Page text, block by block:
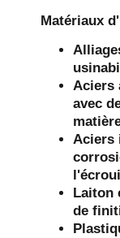
Matériaux
Aciers
avec
Aciers
Laiton
de